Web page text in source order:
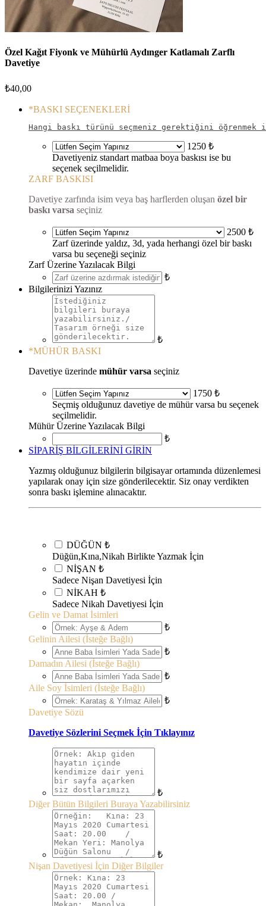
Özel Kağıt Fiyonk ve Mühürlü Aydınger Katlamalı Zarflı
Davetiye
₺40,00
*BASKI SEÇENEKLERİ
Hangi baskı türünü seçmeniz gerektiğini öğrenmek
1250 ₺
Davetiyeniz standart matbaa boya baskısı ise bu
seçenek seçilmelidir.
ZARF BASKISI
Davetiye zarfında isim veya baş harflerden oluşan özel bir
baskı varsa seçiniz
2500 ₺
Zarf üzerinde yaldız, 3d, yada herhangi özel bir baskı
varsa bu seçeneği seçiniz
Zarf Üzerine Yazılacak Bilgi
₺
Bilgilerinizi Yazınız
₺
*MÜHÜR BASKI
Davetiye üzerinde mühür varsa seçiniz
1750 ₺
Seçmiş olduğunuz davetiye de mühür varsa bu seçenek
seçilmelidir.
Mühür Üzerine Yazılacak Bilgi
₺
SİPARİŞ BİLGİLERİNİ GİRİN
Yazmış olduğunuz bilgilerin bilgisayar ortamında düzenlemesi
yapılarak onay için size gönderilecektir. Siz onay verdikten
sonra baskı işlemine alınacaktır.
DÜĞÜN ₺
Düğün,Kına,Nikah Birlikte Yazmak İçin
NİŞAN ₺
Sadece Nişan Davetiyesi İçin
NİKAH ₺
Sadece Nikah Davetiyesi İçin
Gelin ve Damat İsimleri
₺
Gelinin Ailesi (İsteğe Bağlı)
₺
Damadın Ailesi (İsteğe Bağlı)
₺
Aile Soy İsimleri (İsteğe Bağlı)
₺
Davetiye Sözü
Davetiye Sözlerini Seçmek İçin Tıklayınız
₺
Diğer Bütün Bilgileri Buraya Yazabilirsiniz
₺
Nişan Davetiyesi İçin Diğer Bilgiler